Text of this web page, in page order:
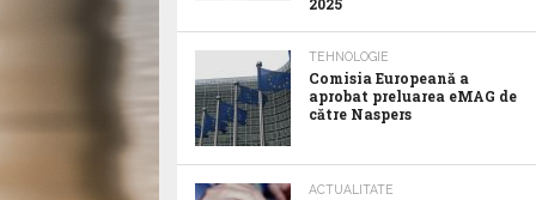
TEHNOLOGIE
Comisia Europeană a
aprobat preluarea eMAG de
către Naspers
ACTUALITATE